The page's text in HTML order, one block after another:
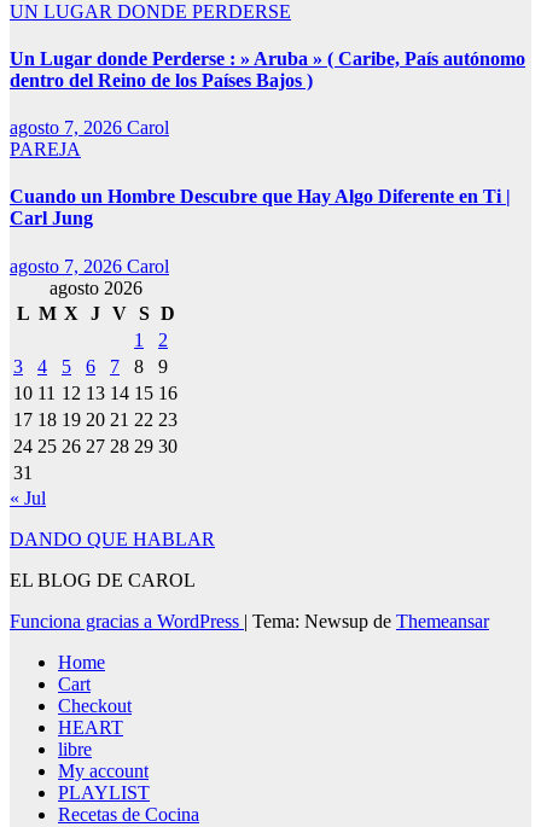
UN LUGAR DONDE PERDERSE
Un Lugar donde Perderse : » Aruba » ( Caribe, País autónomo
dentro del Reino de los Países Bajos )
agosto 7, 2026 Carol
PAREJA
Cuando un Hombre Descubre que Hay Algo Diferente en Ti |
Carl Jung
agosto 7, 2026 Carol
agosto 2026
L M X J V S D
1
2
3
4 5 6 7 8
9
10 11 12 13 14 15 16
17 18 19 20 21 22 23
24 25 26 27 28 29 30
31
« Jul
DANDO QUE HABLAR
EL BLOG DE CAROL
Funciona gracias a WordPress | Tema: Newsup de Themeansar
Home
Cart
Checkout
HEART
libre
My account
PLAYLIST
Recetas de Cocina